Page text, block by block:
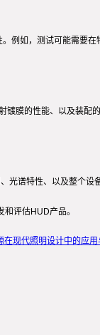
例如，测试可能需要
膜的性能、以及装配
谱特性、以及整个
评估HUD产品。
在现代照明设计中的应用